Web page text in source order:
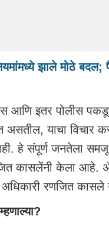
झाले मोठे बदल;
आणि इतर पोलीस
असतील, याचा विचार
हे संपूर्ण जनतेला
कासलेंनी केला आहे.
अधिकारी रणजित